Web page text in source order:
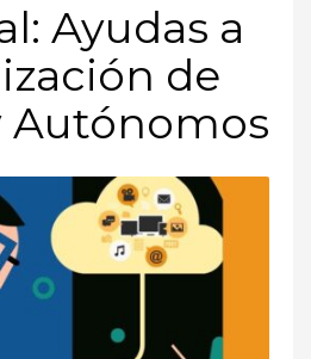
Ayudas a
de
Autónomos